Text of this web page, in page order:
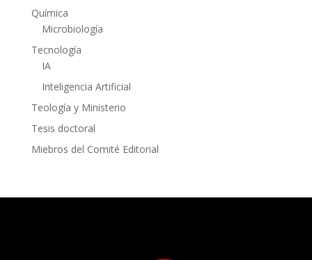
Química
Microbiología
Tecnología
IA
Inteligencia Artificial
Teología y Ministerio
Tesis doctoral
Miebros del Comité Editorial